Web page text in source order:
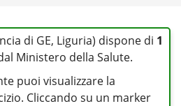
di GE, Liguria) dispone di 1
Ministero della Salute.
puoi visualizzare la
Cliccando su un marker